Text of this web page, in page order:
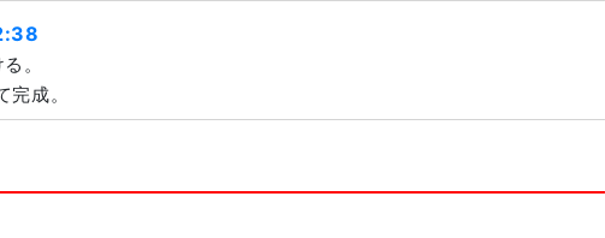
。
成。